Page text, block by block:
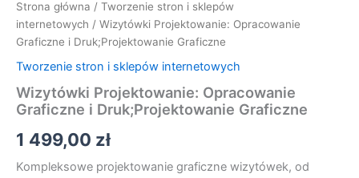
Strona główna / Tworzenie stron i sklepów
internetowych / Wizytówki Projektowanie: Opracowanie
Graficzne i Druk;Projektowanie Graficzne
Tworzenie stron i sklepów internetowych
Wizytówki Projektowanie: Opracowanie
Graficzne i Druk;Projektowanie Graficzne
1 499,00 zł
Kompleksowe projektowanie graficzne wizytówek, od